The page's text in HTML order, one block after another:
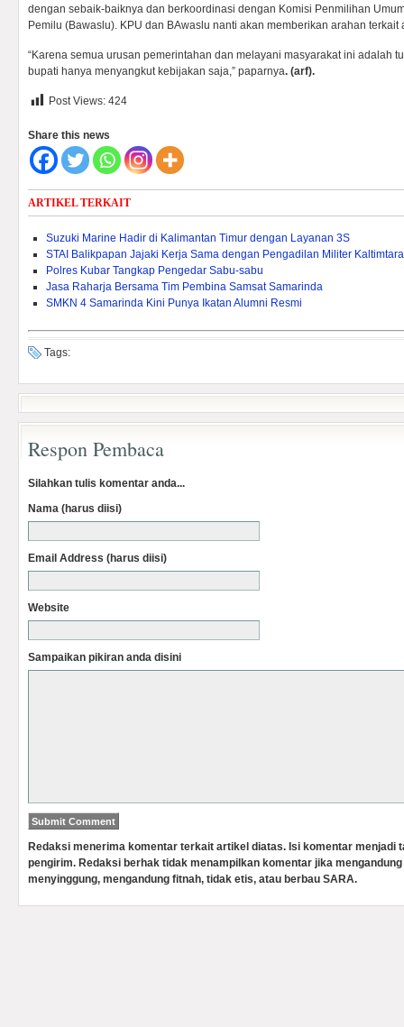
dengan sebaik-baiknya dan berkoordinasi dengan Komisi Penmilihan
Pemilu (Bawaslu). KPU dan BAwaslu nanti akan memberikan arahan terkait
“Karena semua urusan pemerintahan dan melayani masyarakat ini adalah
bupati hanya menyangkut kebijakan saja,” paparnya. (arf).
Post Views: 424
Share this news
ARTIKEL TERKAIT
Suzuki Marine Hadir di Kalimantan Timur dengan Layanan 3S
STAI Balikpapan Jajaki Kerja Sama dengan Pengadilan Militer Kaltimtara
Polres Kubar Tangkap Pengedar Sabu-sabu
Jasa Raharja Bersama Tim Pembina Samsat Samarinda
SMKN 4 Samarinda Kini Punya Ikatan Alumni Resmi
Tags:
Respon Pembaca
Silahkan tulis komentar anda...
Nama (harus diisi)
Email Address (harus diisi)
Website
Sampaikan pikiran anda disini
Redaksi menerima komentar terkait artikel diatas. Isi komentar menjadi
pengirim. Redaksi berhak tidak menampilkan komentar jika
menyinggung, mengandung fitnah, tidak etis, atau berbau SARA.